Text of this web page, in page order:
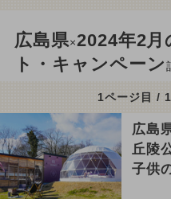
広島県×2024年2
ト・キャンペーン
1ページ目 /
広島
丘陵
子供